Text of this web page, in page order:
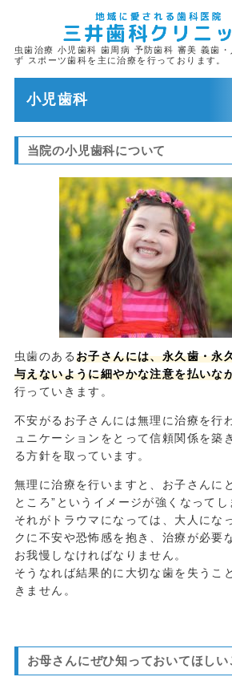
虫歯治療 小児歯科 歯周病 予防歯科 審美 義歯・
ず スポーツ歯科を主に治療を行っております。
ホーム
スタッフ紹介
設備紹介
小児歯科
当院の小児歯科について
虫歯のあるお子さんには、永久歯・永
与えないように細やかな注意を払いな
行っていきます。
不安がるお子さんには無理に治療を行
ュニケーションをとって信頼関係を築
る方針を取っています。
無理に治療を行いますと、お子さんに
ところ”というイメージが強くなってし
それがトラウマになっては、大人にな
クに不安や恐怖感を抱き、治療が必要
お我慢しなければなりません。
そうなれば結果的に大切な歯を失うこ
きません。
お母さんにぜひ知っておいてほしい